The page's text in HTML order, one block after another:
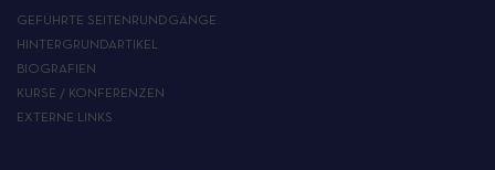
GEFÜHRTE SEITENRUNDGÄNGE
HINTERGRUNDARTIKEL
BIOGRAFIEN
KURSE / KONFERENZEN
EXTERNE LINKS